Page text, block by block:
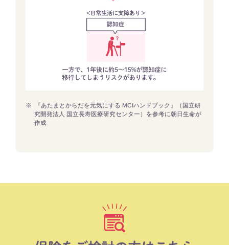
※ 『あたまとからだを元気にする MCIハンドブック』（国立研
究開発法人 国立長寿医療研究センター）を参考に朝日生命が
作成